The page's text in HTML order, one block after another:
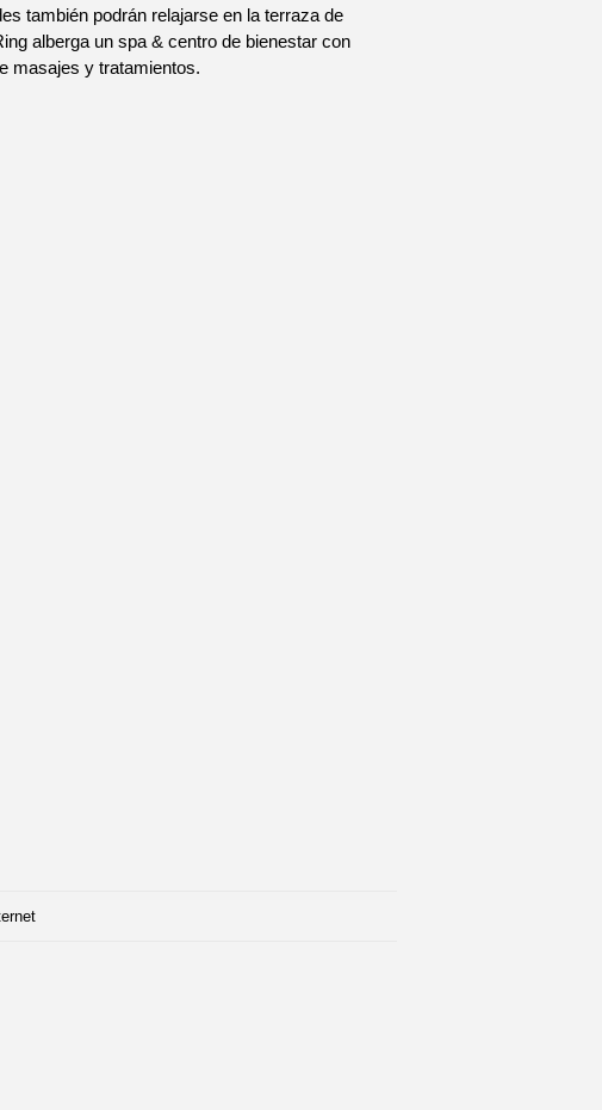
también podrán relajarse en la terraza de
alberga un spa & centro de bienestar con
masajes y tratamientos.